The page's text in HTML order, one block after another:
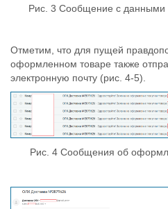
Рис. 3 Сообщение с данными
Отметим, что для пущей
оформленном товаре также
электронную почту (рис. 4-5).
Рис. 4 Сообщения об